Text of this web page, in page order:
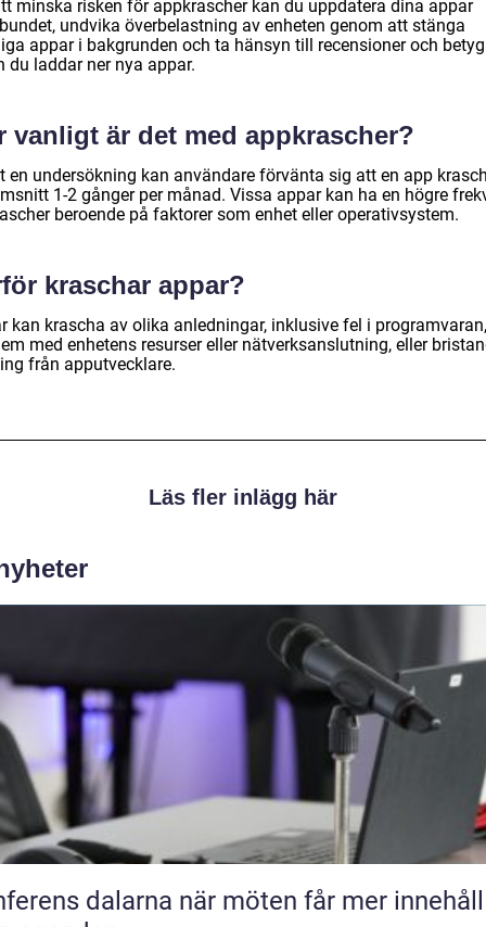
minska risken för appkrascher kan du uppdatera dina appar
undvika överbelastning av enheten genom att stänga
appar i bakgrunden och ta hänsyn till recensioner och betyg
du laddar ner nya appar.
vanligt är det med appkrascher?
en undersökning kan användare förvänta sig att en app
1-2 gånger per månad. Vissa appar kan ha en högre
beroende på faktorer som enhet eller operativsystem.
kraschar appar?
kan krascha av olika anledningar, inklusive fel i programvaran,
med enhetens resurser eller nätverksanslutning, eller
från apputvecklare.
Läs fler inlägg här
dalarna när möten får mer innehåll än